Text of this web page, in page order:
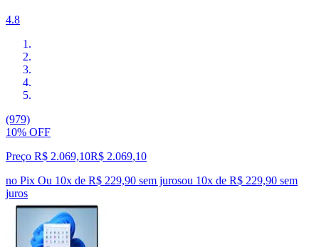
4.8
(979)
10% OFF
Preço R$ 2.069,10R$ 2.069,10
no Pix Ou 10x de R$ 229,90 sem jurosou 10x de R$ 229,90 sem
juros